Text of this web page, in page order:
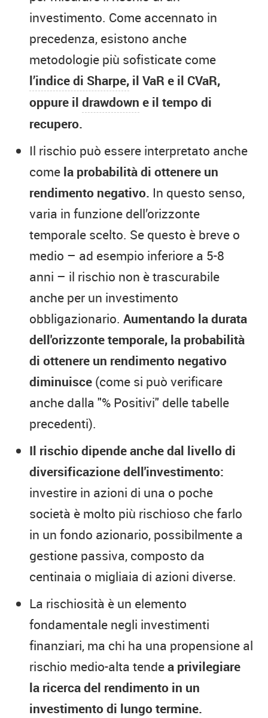
investimento. Come accennato in
precedenza, esistono anche
metodologie più sofisticate come
l’indice di Sharpe, il VaR e il CVaR,
oppure il drawdown e il tempo di
recupero.
Il rischio può essere interpretato anche
come la probabilità di ottenere un
rendimento negativo. In questo senso,
varia in funzione dell’orizzonte
temporale scelto. Se questo è breve o
medio – ad esempio inferiore a 5-8
anni – il rischio non è trascurabile
anche per un investimento
obbligazionario. Aumentando la durata
dell'orizzonte temporale, la probabilità
di ottenere un rendimento negativo
diminuisce (come si può verificare
anche dalla "% Positivi" delle tabelle
precedenti).
Il rischio dipende anche dal livello di
diversificazione dell'investimento:
investire in azioni di una o poche
società è molto più rischioso che farlo
in un fondo azionario, possibilmente a
gestione passiva, composto da
centinaia o migliaia di azioni diverse.
La rischiosità è un elemento
fondamentale negli investimenti
finanziari, ma chi ha una propensione al
rischio medio-alta tendea privilegiare
la ricerca del rendimento in un
investimento di lungo termine.